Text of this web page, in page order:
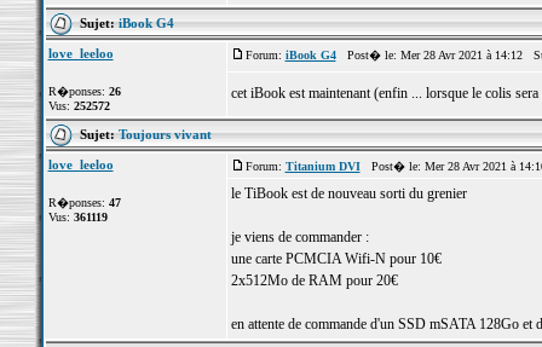
Sujet:iBook G4
love_leeloo
R�ponses: 26
Vus: 252572
Forum: iBook G4Post� le: Mer 28 Avr 2021 à 14:12
cet iBook est maintenant (enfin ... lorsque le colis
Sujet:Toujours vivant
love_leeloo
R�ponses: 47
Vus: 361119
Forum: Titanium DVIPost� le: Mer 28 Avr 2021 à
le TiBook est de nouveau sorti du grenier
je viens de commander :
une carte PCMCIA Wifi-N pour 10€
2x512Mo de RAM pour 20€
en attente de commande d'un SSD mSATA 128Go et